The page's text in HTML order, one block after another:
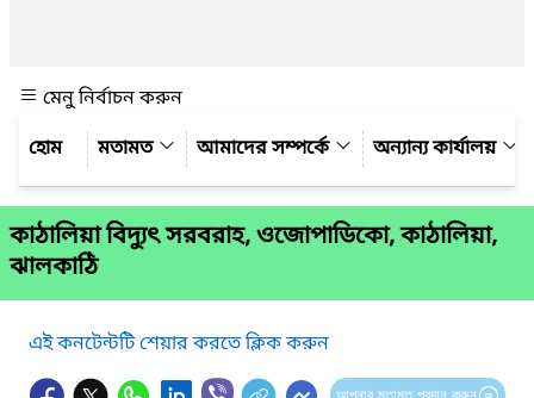
মেনু নির্বাচন করুন
মতামত
আমাদের সম্পর্কে অন্যান্য কার্যালয়
কাঠালিয়া বিদ্যুৎ সরবরাহ, ওজোপাডিকো, কাঠালিয়া,
ঝালকাঠি
এই কনটেন্টটি শেয়ার করতে ক্লিক করুন